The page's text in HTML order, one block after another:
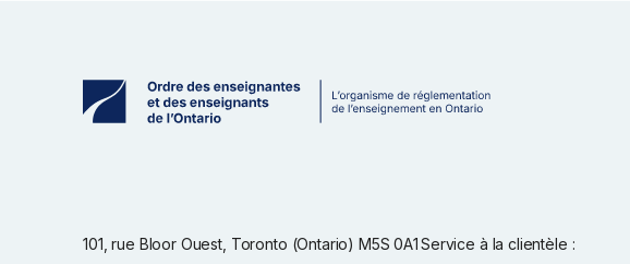
101, rue Bloor Ouest, Toronto (Ontario) M5S 0A1Service à la clientèle :